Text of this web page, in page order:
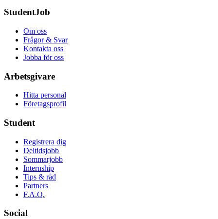
StudentJob
Om oss
Frågor & Svar
Kontakta oss
Jobba för oss
Arbetsgivare
Hitta personal
Företagsprofil
Student
Registrera dig
Deltidsjobb
Sommarjobb
Internship
Tips & råd
Partners
F.A.Q.
Social